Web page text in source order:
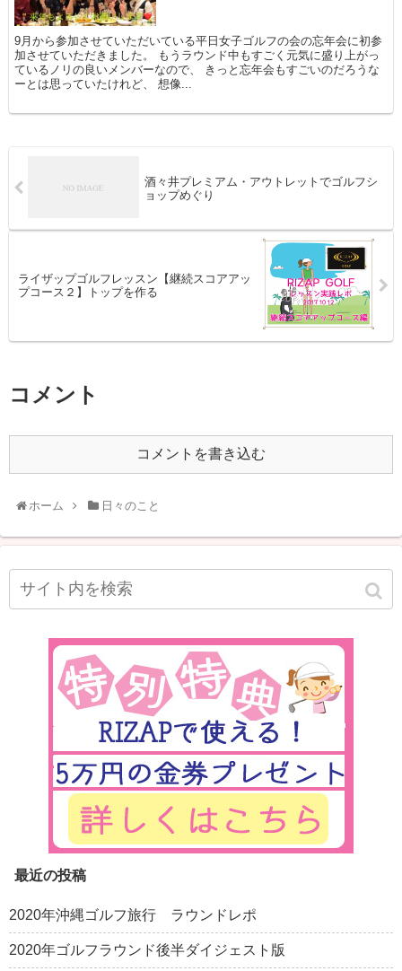
9月から参加させていただいている平日女子ゴルフの会の忘年会に初参
加させていただきました。 もうラウンド中もすごく元気に盛り上がっ
ているノリの良いメンバーなので、 きっと忘年会もすごいのだろうな
ーとは思っていたけれど、 想像...
酒々井プレミアム・アウトレットでゴルフシ
ョップめぐり
ライザップゴルフレッスン【継続スコアアッ
プコース２】トップを作る
コメント
コメントを書き込む
ホーム 日々のこと
最近の投稿
2020年沖縄ゴルフ旅行 ラウンドレポ
2020年ゴルフラウンド後半ダイジェスト版